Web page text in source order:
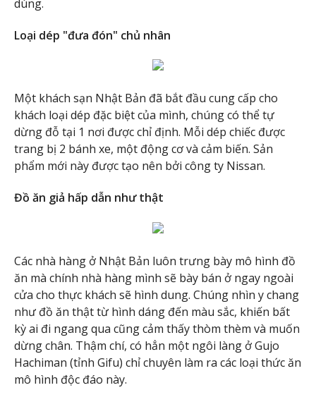
dùng.
Loại dép "đưa đón" chủ nhân
Một khách sạn Nhật Bản đã bắt đầu cung cấp cho
khách loại dép đặc biệt của mình, chúng có thể tự
dừng đỗ tại 1 nơi được chỉ định. Mỗi dép chiếc được
trang bị 2 bánh xe, một động cơ và cảm biến. Sản
phẩm mới này được tạo nên bởi công ty Nissan.
Đồ ăn giả hấp dẫn như thật
Các nhà hàng ở Nhật Bản luôn trưng bày mô hình đồ
ăn mà chính nhà hàng mình sẽ bày bán ở ngay ngoài
cửa cho thực khách sẽ hình dung. Chúng nhìn y chang
như đồ ăn thật từ hình dáng đến màu sắc, khiến bất
kỳ ai đi ngang qua cũng cảm thấy thòm thèm và muốn
dừng chân. Thậm chí, có hẳn một ngôi làng ở Gujo
Hachiman (tỉnh Gifu) chỉ chuyên làm ra các loại thức ăn
mô hình độc đáo này.